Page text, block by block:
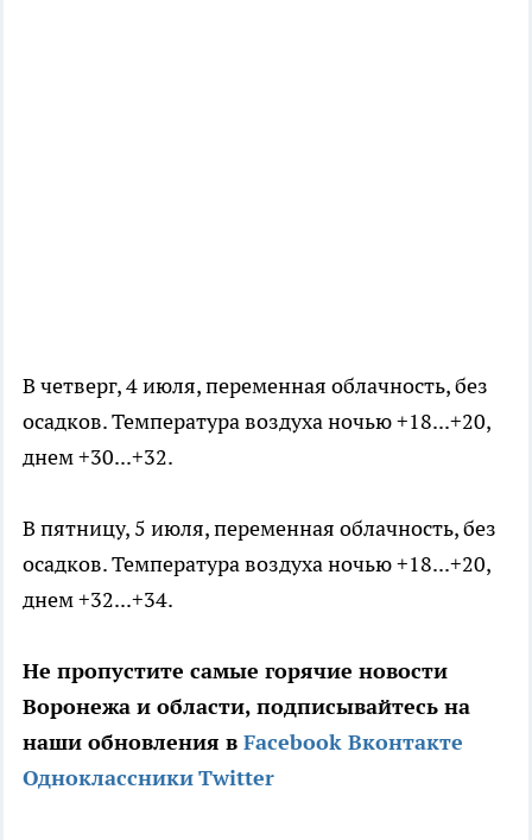
В четверг, 4 июля, переменная облачность, без
осадков. Температура воздуха ночью +18...+20,
днем +30...+32.
В пятницу, 5 июля, переменная облачность, без
осадков. Температура воздуха ночью +18...+20,
днем +32...+34.
Не пропустите самые горячие новости
Воронежа и области, подписывайтесь на
наши обновления в Facebook Вконтакте
ОдноклассникиTwitter